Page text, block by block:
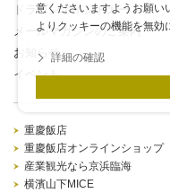
意くださいますようお願い
よりクッキーの機能を無効
詳細の確認
ドラゴンポイントカード
メールマガジンのご案内
お知らせ
イベント
重慶飯店
重慶飯店オンラインショップ
産業観光なら京浜臨海
横濱山下MICE